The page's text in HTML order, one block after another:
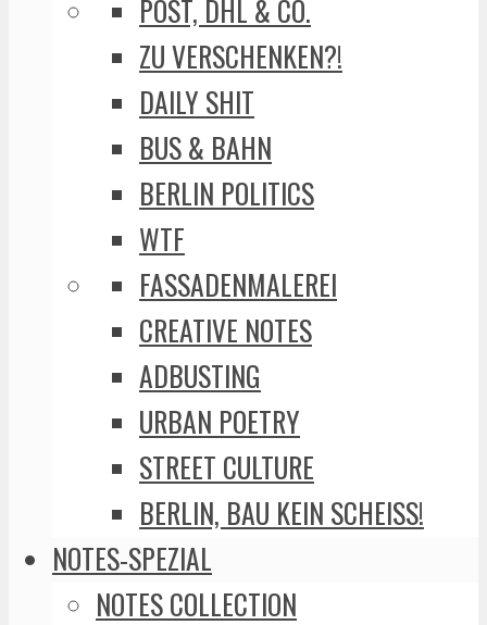
POST, DHL & CO.
ZU VERSCHENKEN?!
DAILY SHIT
BUS & BAHN
BERLIN POLITICS
WTF
FASSADENMALEREI
CREATIVE NOTES
ADBUSTING
URBAN POETRY
STREET CULTURE
BERLIN, BAU KEIN SCHEISS!
NOTES-SPEZIAL
NOTES COLLECTION